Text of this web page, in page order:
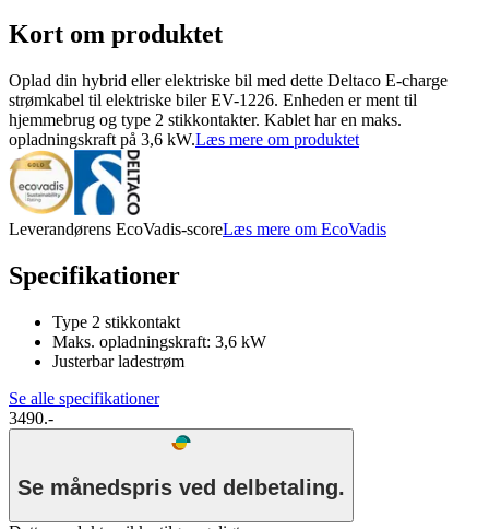
Kort om produktet
Oplad din hybrid eller elektriske bil med dette Deltaco E-charge
strømkabel til elektriske biler EV-1226. Enheden er ment til
hjemmebrug og type 2 stikkontakter. Kablet har en maks.
opladningskraft på 3,6 kW.Læs mere om produktet
Leverandørens EcoVadis-scoreLæs mere om EcoVadis
Specifikationer
Type 2 stikkontakt
Maks. opladningskraft: 3,6 kW
Justerbar ladestrøm
Se alle specifikationer
3490.-
Se månedspris ved delbetaling.